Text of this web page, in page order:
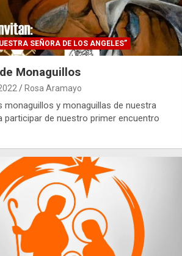
SEÑORA DE LOS ANGELES”
Monaguillos
Rosa Aramayo
monaguillos y monaguillas de nuestra
participar de nuestro primer encuentro